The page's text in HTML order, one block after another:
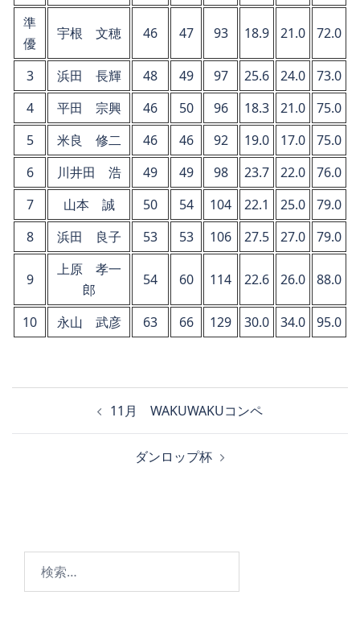
準
優
宇根 文穂 46 47 93 18.9 21.0 72.0
3 浜田 長輝 48 49 97 25.6 24.0
73.0
4
平田 宗興 46 50 96 18.3 21.0
75.0
5
米良 修二 46 46 92 19.0 17.0
75.0
6
川井田 浩 49 49 98 23.7 22.0
76.0
7
山本 誠 50 54 104 22.1 25.0
79.0
8
浜田 良子 53 53 106 27.5 27.0 79.0
9
上原 孝一
郎
54 60 114 22.6 26.0 88.0
10 永山 武彦 63 66 129 30.0 34.0 95.0
ョ
11月 WAKUWAKUコンペ
ダンロップ杯